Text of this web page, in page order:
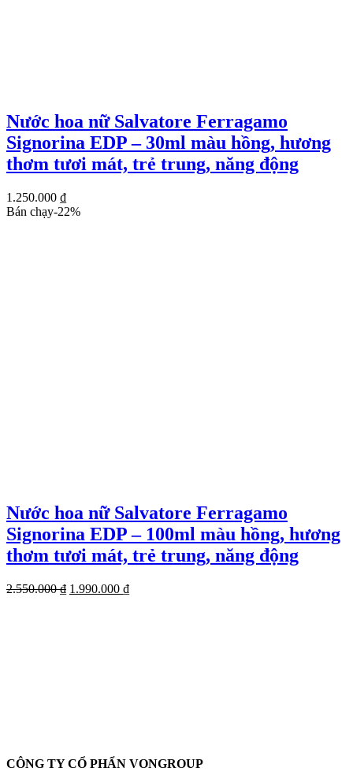
Nước hoa nữ Salvatore Ferragamo
Signorina EDP – 30ml màu hồng, hương
thơm tươi mát, trẻ trung, năng động
1.250.000 ₫
Bán chạy-22%
Nước hoa nữ Salvatore Ferragamo
Signorina EDP – 100ml màu hồng, hương
thơm tươi mát, trẻ trung, năng động
2.550.000₫ Giá
1.990.000 ₫Giá
CÔNG TY CỔ PHẨN VONGROUP